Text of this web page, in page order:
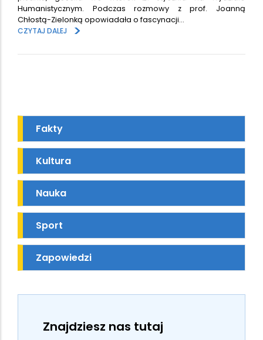
Humanistycznym. Podczas rozmowy z prof. Joanną
Chłostą-Zielonką opowiadała o fascynacji…
CZYTAJ DALEJ
>
Fakty
Kultura
Nauka
Sport
Zapowiedzi
Znajdziesz nas tutaj